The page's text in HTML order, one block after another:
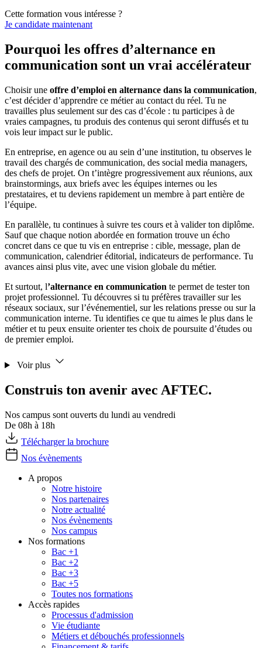
Cette formation vous intéresse ?
Je candidate maintenant
Pourquoi les offres d’alternance en
communication sont un vrai accélérateur
Choisir une offre d’emploi en alternance dans la communication,
c’est décider d’apprendre ce métier au contact du réel. Tu ne
travailles plus seulement sur des cas d’école : tu participes à de
vraies campagnes, tu produis des contenus qui seront diffusés et tu
vois leur impact sur le public.
En entreprise, en agence ou au sein d’une institution, tu observes le
travail des chargés de communication, des social media managers,
des chefs de projet. On t’intègre progressivement aux réunions, aux
brainstormings, aux briefs avec les équipes internes ou les
prestataires, et tu deviens rapidement un membre à part entière de
l’équipe.
En parallèle, tu continues à suivre tes cours et à valider ton diplôme.
Sauf que chaque notion abordée en formation trouve un écho
concret dans ce que tu vis en entreprise : cible, message, plan de
communication, calendrier éditorial, indicateurs de performance. Tu
avances ainsi plus vite, avec une vision globale du métier.
Et surtout, l’alternance en communication te permet de tester ton
projet professionnel. Tu découvres si tu préfères travailler sur les
réseaux sociaux, sur l’événementiel, sur les relations presse ou sur la
communication interne. Tu identifies ce que tu aimes le plus dans le
métier et tu peux ensuite orienter tes choix de poursuite d’études ou
de premier emploi.
Voir plus
Construis ton avenir avec AFTEC.
Nos campus sont ouverts du lundi au vendredi
De 08h à 18h
Télécharger la brochure
Nos évènements
A propos
Notre histoire
Nos partenaires
Notre actualité
Nos évènements
Nos campus
Nos formations
Bac +1
Bac +2
Bac +3
Bac +5
Toutes nos formations
Accès rapides
Processus d'admission
Vie étudiante
Métiers et débouchés professionnels